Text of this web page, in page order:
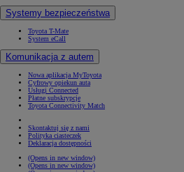
Systemy bezpieczeństwa
Toyota T-Mate
System eCall
Komunikacja z autem
Nowa aplikacja MyToyota
Cyfrowy opiekun auta
Usługi Connected
Płatne subskrypcje
Toyota Connectivity Match
Skontaktuj się z nami
Polityka ciasteczek
Deklaracja dostępności
(Opens in new window)
(Opens in new window)